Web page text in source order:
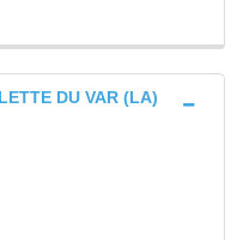
DU VAR (LA)